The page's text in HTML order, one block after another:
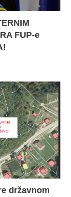
FUP-e
državnom